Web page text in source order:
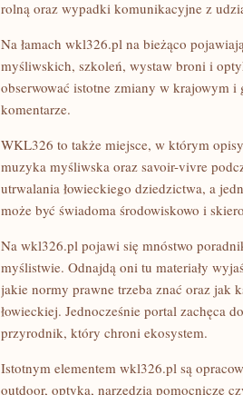
rolną oraz wypadki komunikacyjne z
Na łamach wkl326.pl na bieżąco
myśliwskich, szkoleń, wystaw broni i
obserwować istotne zmiany w krajowym
komentarze.
WKL326 to także miejsce, w którym
muzyka myśliwska oraz savoir-vivre
utrwalania łowieckiego dziedzictwa, a
może być świadoma środowiskowo i
Na wkl326.pl pojawi się mnóstwo
myślistwie. Odnajdą oni tu materiały
jakie normy prawne trzeba znać oraz jak
łowieckiej. Jednocześnie portal zachęca
przyrodnik, który chroni ekosystem.
Istotnym elementem wkl326.pl są
outdoor, optyka, narzędzia pomocnicze